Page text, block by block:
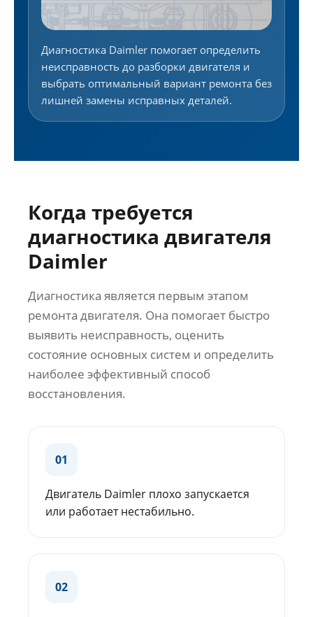
Диагностика Daimler помогает определить
неисправность до разборки двигателя и
выбрать оптимальный вариант ремонта без
лишней замены исправных деталей.
Когда требуется
диагностика двигателя
Daimler
Диагностика является первым этапом
ремонта двигателя. Она помогает быстро
выявить неисправность, оценить
состояние основных систем и определить
наиболее эффективный способ
восстановления.
01
Двигатель Daimler плохо запускается
или работает нестабильно.
02